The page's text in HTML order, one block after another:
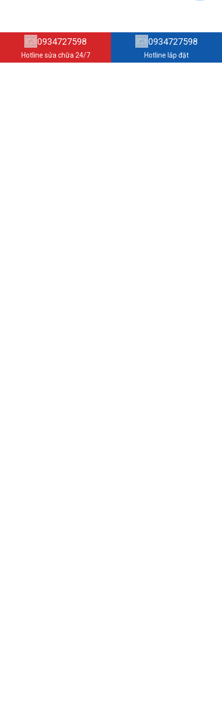
0934727598
Hotline sửa chữa 24/7
0934727598
Hotline lắp đặt